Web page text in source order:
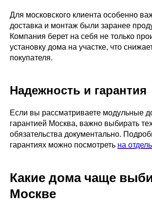
Для московского клиента особенно
доставка и монтаж были заранее
Компания берет на себя не только
установку дома на участке, что
покупателя.
Надежность и гарантия
Если вы рассматриваете модульные
гарантией Москва, важно выбирать
обязательства документально.
гарантиях можно посмотреть на
Какие дома чаще
Москве